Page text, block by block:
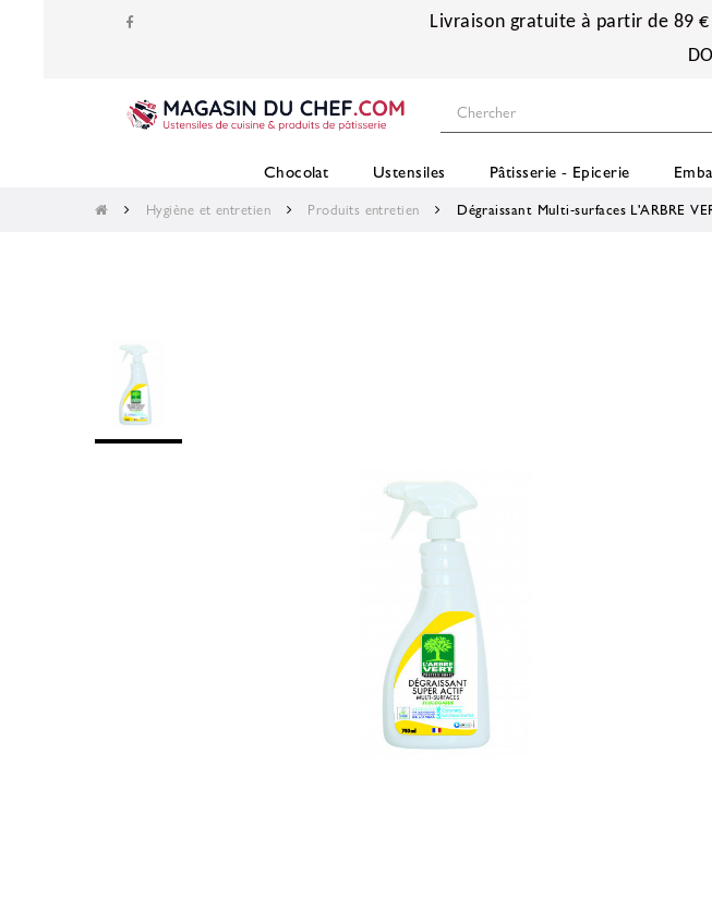
Livraison gratuite à partir de 89
Chocolat Ustensiles Pâtisserie - Epicerie
Hygiène et entretien Produits entretien Dégraissant Multi-surfaces L'ARBRE